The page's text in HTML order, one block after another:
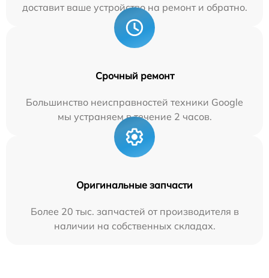
доставит ваше устройство на ремонт и обратно.
Срочный ремонт
Большинство неисправностей техники Google
мы устраняем в течение 2 часов.
Оригинальные запчасти
Более 20 тыс. запчастей от производителя в
наличии на собственных складах.